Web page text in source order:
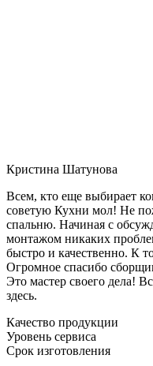
Кристина Шатунова
Всем, кто еще выбирает
советую Кухни мол! Не
спальню. Начиная с
монтажом никаких
быстро и качественно. К
Огромное спасибо
Это мастер своего дела!
здесь.
Качество продукции
Уровень сервиса
Срок изготовления